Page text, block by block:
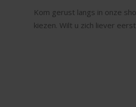
Kom gerust langs in onze
kiezen. Wilt u zich liever